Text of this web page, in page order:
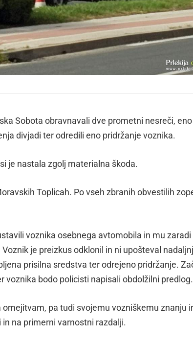
Sobota obravnavali dve prometni nesreči, eno
divjadi ter odredili eno pridržanje voznika.
je nastala zgolj materialna škoda.
Toplicah. Po vseh zbranih obvestilih
voznika osebnega avtomobila in mu zaradi
je preizkus odklonil in ni upošteval
prisilna sredstva ter odrejeno pridržanje.
voznika bodo policisti napisali obdolžilni predlog.
pa tudi svojemu vozniškemu znanju
na primerni varnostni razdalji.